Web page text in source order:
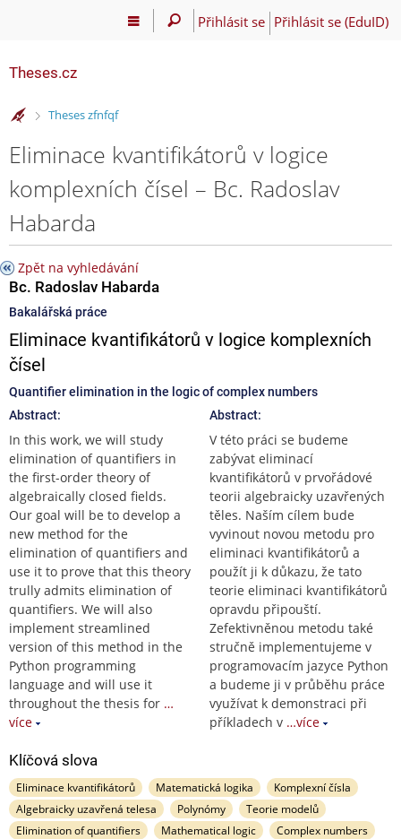
Přihlásit se Přihlásit se (EduID)
Theses.cz
>
Theses zfnfqf
Eliminace kvantifikátorů v logice
komplexních čísel – Bc. Radoslav
Habarda
Zpět na vyhledávání
Bc. Radoslav Habarda
Bakalářská práce
Eliminace kvantifikátorů v logice komplexních
čísel
Quantifier elimination in the logic of complex numbers
Abstract:
In this work, we will study
elimination of quantifiers in
the first-order theory of
algebraically closed fields.
Our goal will be to develop a
new method for the
elimination of quantifiers and
use it to prove that this theory
trully admits elimination of
quantifiers. We will also
implement streamlined
version of this method in the
Python programming
language and will use it
throughout the thesis for …
více
Abstract:
V této práci se budeme
zabývat eliminací
kvantifikátorů v prvořádové
teorii algebraicky uzavřených
těles. Naším cílem bude
vyvinout novou metodu pro
eliminaci kvantifikátorů a
použít ji k důkazu, že tato
teorie eliminaci kvantifikátorů
opravdu připouští.
Zefektivněnou metodu také
stručně implementujeme v
programovacím jazyce Python
a budeme ji v průběhu práce
využívat k demonstraci při
příkladech v …více
Klíčová slova
Eliminace kvantifikátorů Matematická logika
Komplexní čísla
Algebraicky uzavřená telesa
Polynómy
Teorie modelů
Elimination of quantifiers
Mathematical logic
Complex numbers